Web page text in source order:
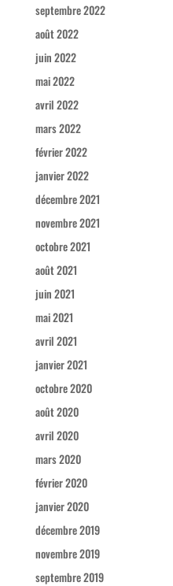
septembre 2022
août 2022
juin 2022
mai 2022
avril 2022
mars 2022
février 2022
janvier 2022
décembre 2021
novembre 2021
octobre 2021
août 2021
juin 2021
mai 2021
avril 2021
janvier 2021
octobre 2020
août 2020
avril 2020
mars 2020
février 2020
janvier 2020
décembre 2019
novembre 2019
septembre 2019